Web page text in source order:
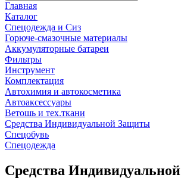
Главная
Каталог
Спецодежда и Сиз
Горюче-смазочные материалы
Аккумуляторные батареи
Фильтры
Инструмент
Комплектация
Автохимия и автокосметика
Автоаксессуары
Ветошь и тех.ткани
Средства Индивидуальной Защиты
Спецобувь
Спецодежда
Средства